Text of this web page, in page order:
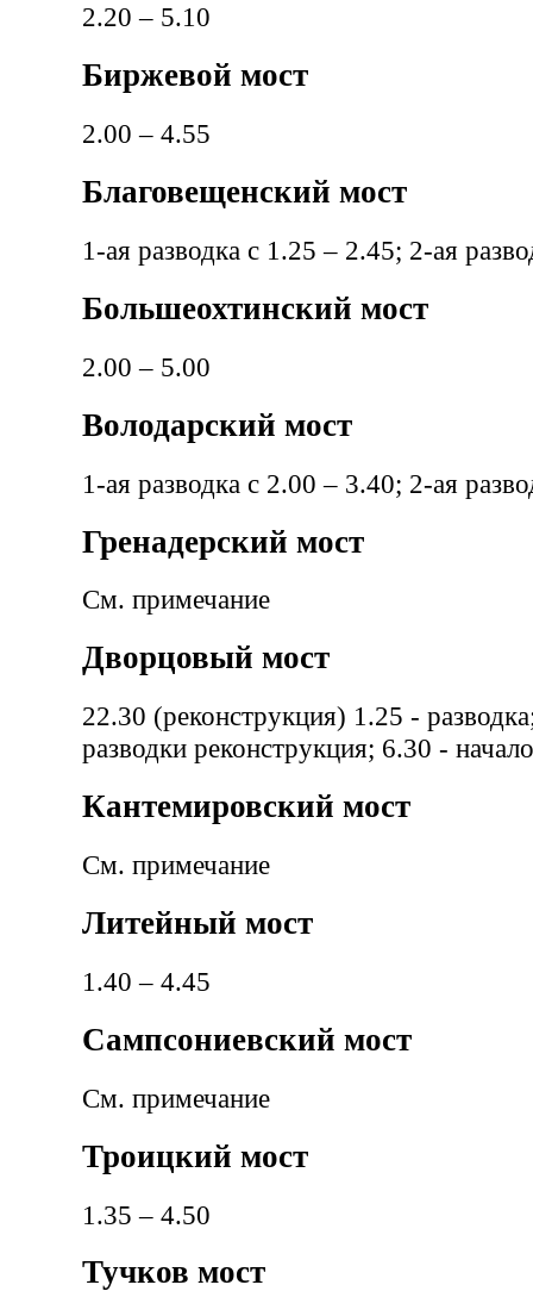
2.20 – 5.10
Биржевой мост
2.00 – 4.55
Благовещенский мост
1-ая разводка с 1.25 – 2.45; 2-ая
Большеохтинский мост
2.00 – 5.00
Володарский мост
1-ая разводка с 2.00 – 3.40; 2-ая
Гренадерский мост
См. примечание
Дворцовый мост
22.30 (реконструкция) 1.25 -
разводки реконструкция; 6.30 -
Кантемировский мост
См. примечание
Литейный мост
1.40 – 4.45
Сампсониевский мост
См. примечание
Троицкий мост
1.35 – 4.50
Тучков мост